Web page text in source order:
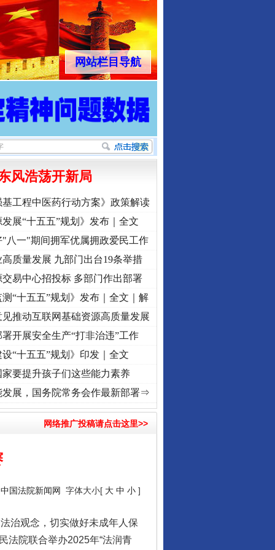
网站栏目导航
]牢记初心使命 奋进复兴征程丨“转折之城”激荡..
风浩荡开新局
工程中医药行动方案》政策解读
展“十五五”规划》发布｜全文
八一"期间拥军优属拥政爱民工作
质量发展 九部门出台19条举措
易中心招投标 多部门作出部署
“十五五”规划》发布｜全文｜解
推动互联网基础资源高质量发展
开展安全生产“打非治违”工作
“十五五”规划》印发｜全文
要提升孩子们这些能力素养
发展，国务院常务会作最新部署⇒
网络推广投稿请点击这里>>
中国法院新闻网 字体大小[ 大 中 小 ]
治观念，切实做好未成年人保
法院联合举办2025年“法润青